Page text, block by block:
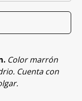
Color marrón
Cuenta con